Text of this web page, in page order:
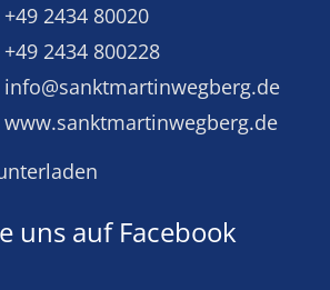
+49 2434 80020
+49 2434 800228
info@sanktmartinwegberg.de
www.sanktmartinwegberg.de
uns auf Facebook